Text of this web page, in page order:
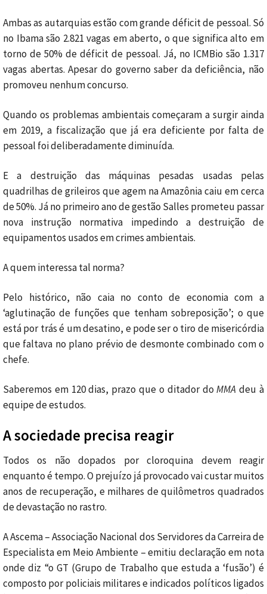
Ambas as autarquias estão com grande déficit de pessoal. Só
no Ibama são 2.821 vagas em aberto, o que significa alto em
torno de 50% de déficit de pessoal. Já, no ICMBio são 1.317
vagas abertas. Apesar do governo saber da deficiência, não
promoveu nenhum concurso.
Quando os problemas ambientais começaram a surgir ainda
em 2019, a fiscalização que já era deficiente por falta de
pessoal foi deliberadamente diminuída.
E a destruição das máquinas pesadas usadas pelas
quadrilhas de grileiros que agem na Amazônia caiu em cerca
de 50%. Já no primeiro ano de gestão Salles prometeu passar
nova instrução normativa impedindo a destruição de
equipamentos usados em crimes ambientais.
A quem interessa tal norma?
Pelo histórico, não caia no conto de economia com a
‘aglutinação de funções que tenham sobreposição’; o que
está por trás é um desatino, e pode ser o tiro de misericórdia
que faltava no plano prévio de desmonte combinado com o
chefe.
Saberemos em 120 dias, prazo que o ditador doMMA deu à
equipe de estudos.
A sociedade precisa reagir
Todos os não dopados por cloroquina devem reagir
enquanto é tempo. O prejuízo já provocado vai custar muitos
anos de recuperação, e milhares de quilômetros quadrados
de devastação no rastro.
A Ascema – Associação Nacional dos Servidores da Carreira de
Especialista em Meio Ambiente – emitiu declaração em nota
onde diz “o GT (Grupo de Trabalho que estuda a ‘fusão’) é
composto por policiais militares e indicados políticos ligados